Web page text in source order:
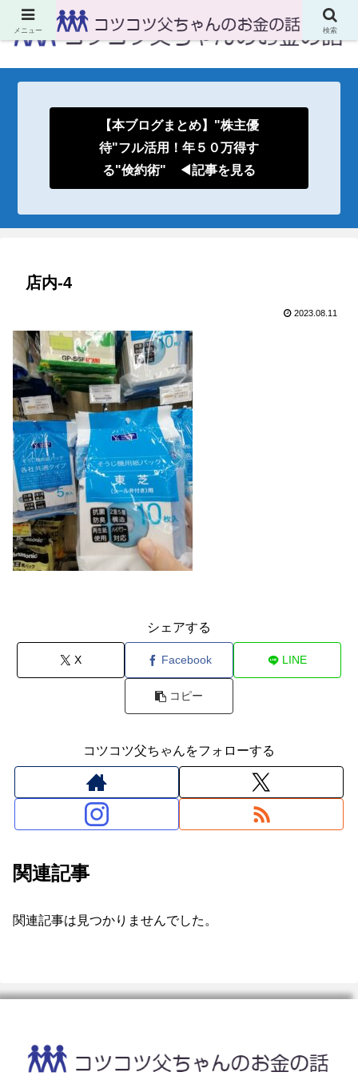
【本ブログまとめ】"株主優
待"フル活用！年５０万得す
る"倹約術" ◀記事を見る
店内-4
2023.08.11
シェアする
X Facebook LINE
コピー
コツコツ父ちゃんをフォローする
関連記事
関連記事は見つかりませんでした。
メニュー 検索